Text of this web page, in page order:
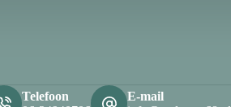
Telefoon
E-mail